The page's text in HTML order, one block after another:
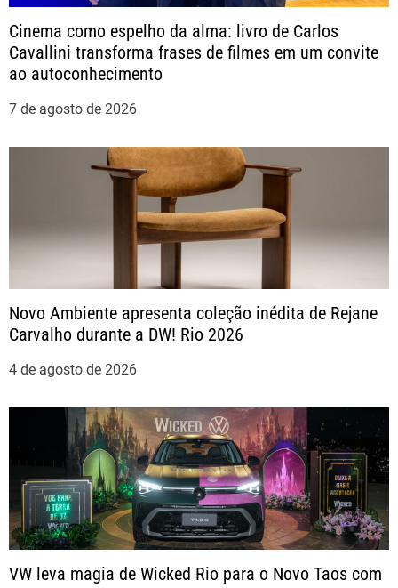
o
d
e
P
s
Cinema como espelho da alma: livro de Carlos
Cavallini transforma frases de filmes em um convite
ao autoconhecimento
7 de agosto de 2026
Novo Ambiente apresenta coleção inédita de Rejane
Carvalho durante a DW! Rio 2026
4 de agosto de 2026
VW leva magia de Wicked Rio para o Novo Taos com